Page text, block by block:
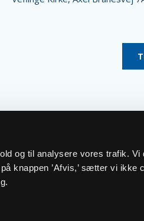
og til analysere vores trafik. Vi
knappen ’Afvis,’ sætter vi ikke